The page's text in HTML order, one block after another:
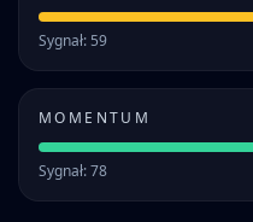
Sygnał: 59
MOMENTUM
Sygnał: 78